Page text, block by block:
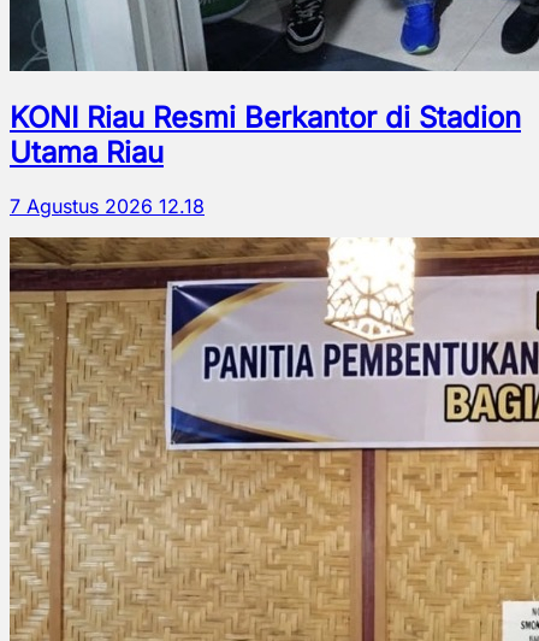
KONI Riau Resmi Berkantor di Stadion
Utama Riau
7 Agustus 2026 12.18